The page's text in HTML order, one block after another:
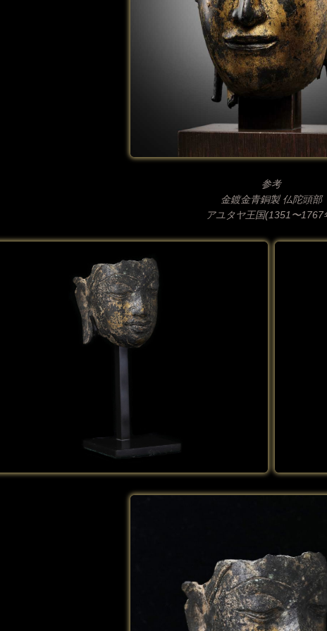
参考
金鍍金青銅製 仏陀頭部
アユタヤ王国(1351〜1767